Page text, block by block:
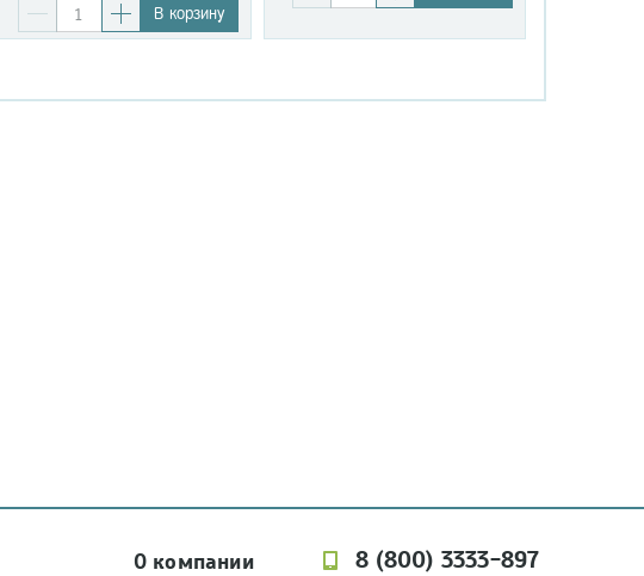
В корзину
О компании 8 (800) 3333-897